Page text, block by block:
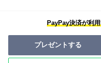
PayPay決済が利
プレゼントする